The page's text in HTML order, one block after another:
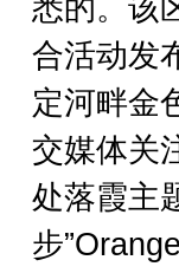
悉的。该
合活动发
定河畔金
交媒体关
处落霞主
步